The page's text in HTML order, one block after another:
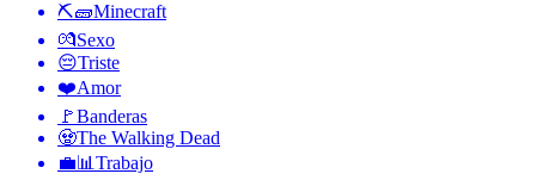
⛏🧱Minecraft
💏Sexo
😔Triste
❤️Amor
🚩Banderas
🧟The Walking Dead
💼📊 Trabajo